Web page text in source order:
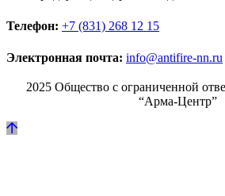
Телефон: +7 (831) 268 12 15
Электронная почта: info@antifire-nn.ru
2025 Общество с ограниченной
“Арма-Центр”